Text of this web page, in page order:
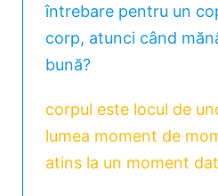
întrebare pentru un
corp, atunci când
bună?
corpul este locul de
lumea moment de
atins la un moment